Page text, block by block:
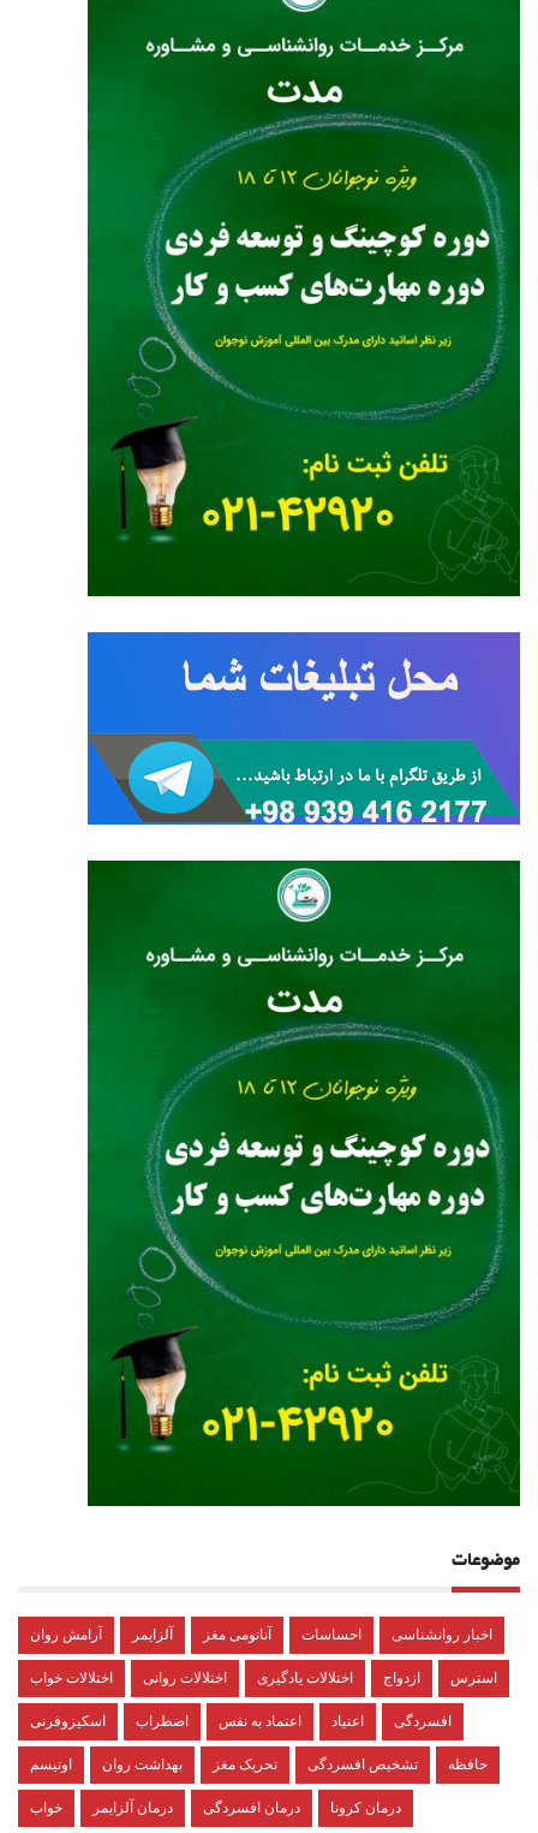
موضوعات
آرامش روان آلزایمر آناتومی مغز احساسات اخبار روانشناسی
اختلالات خواب اختلالات روانی اختلالات یادگیری ازدواج استرس
اسکیزوفرنی اضطراب اعتماد به نفس اعتیاد افسردگی
اوتیسم بهداشت روان تحریک مغز تشخیص افسردگی حافظه
خواب درمان آلزایمر درمان افسردگی درمان کرونا